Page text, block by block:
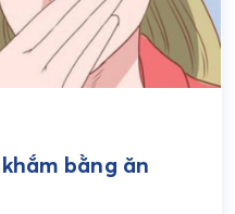
bằng ăn